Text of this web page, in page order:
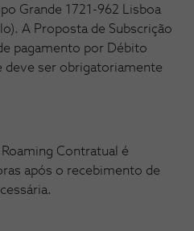
Grande 1721-962 Lisboa
A Proposta de Subscrição
pagamento por Débito
deve ser obrigatoriamente
Contratual é
após o recebimento de